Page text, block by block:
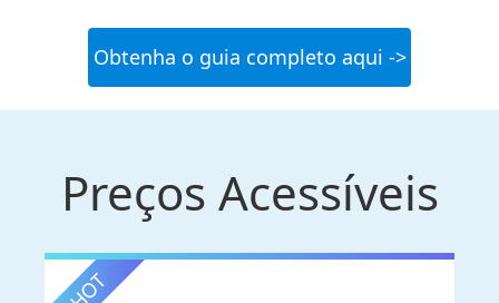
Obtenha o guia completo aqui ->
Preços Acessíveis